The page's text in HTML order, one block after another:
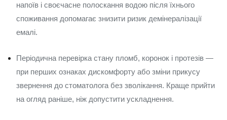
напоїв і своєчасне полоскання водою після їхнього
споживання допомагає знизити ризик демінералізації
емалі.
Періодична перевірка стану пломб, коронок і протезів —
при перших ознаках дискомфорту або зміни прикусу
звернення до стоматолога без зволікання. Краще прийти
на огляд раніше, ніж допустити ускладнення.